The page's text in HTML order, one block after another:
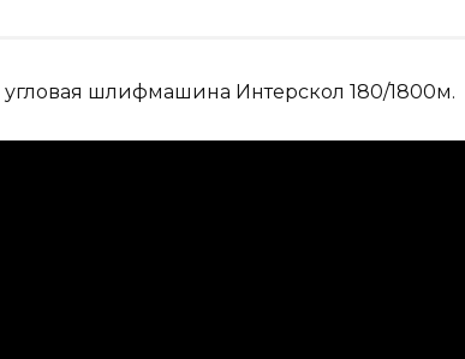
угловая шлифмашина Интерскол 180/1800м.